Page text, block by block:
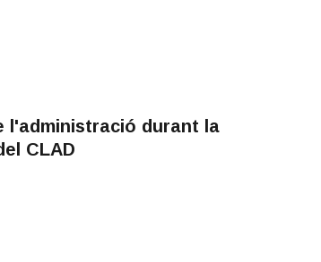
l'administració durant la
CLAD